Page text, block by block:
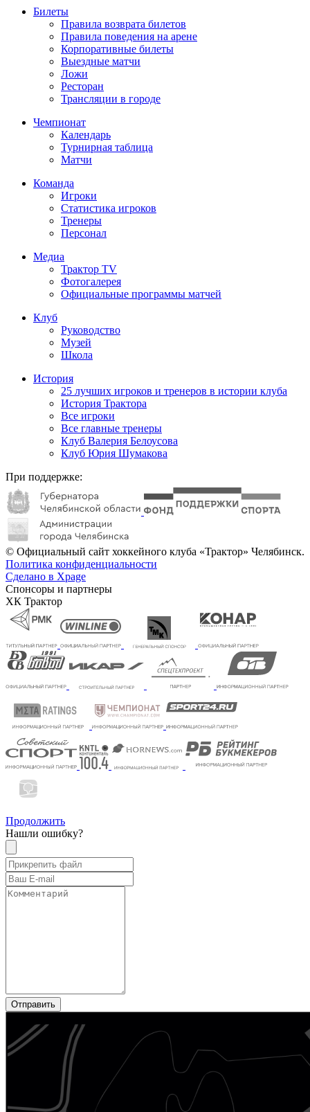
Билеты
Правила возврата билетов
Правила поведения на арене
Корпоративные билеты
Выездные матчи
Ложи
Ресторан
Трансляции в городе
Чемпионат
Календарь
Турнирная таблица
Матчи
Команда
Игроки
Статистика игроков
Тренеры
Персонал
Медиа
Трактор TV
Фотогалерея
Официальные программы матчей
Клуб
Руководство
Музей
Школа
История
25 лучших игроков и тренеров в истории клуба
История Трактора
Все игроки
Все главные тренеры
Клуб Валерия Белоусова
Клуб Юрия Шумакова
При поддержке:
© Официальный сайт хоккейного клуба «Трактор» Челябинск.
Политика конфиденциальности
Сделано в Xpage
Спонсоры и партнеры
ХК Трактор
Продолжить
Нашли ошибку?